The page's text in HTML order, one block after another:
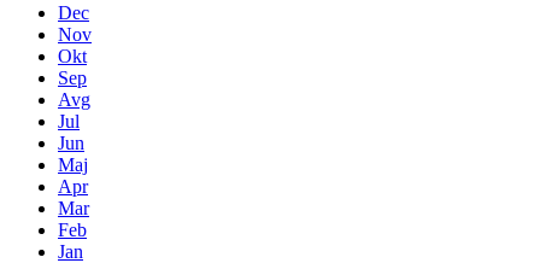
Dec
Nov
Okt
Sep
Avg
Jul
Jun
Maj
Apr
Mar
Feb
Jan